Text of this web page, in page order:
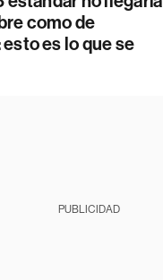
como de
es lo que se
PUBLICIDAD